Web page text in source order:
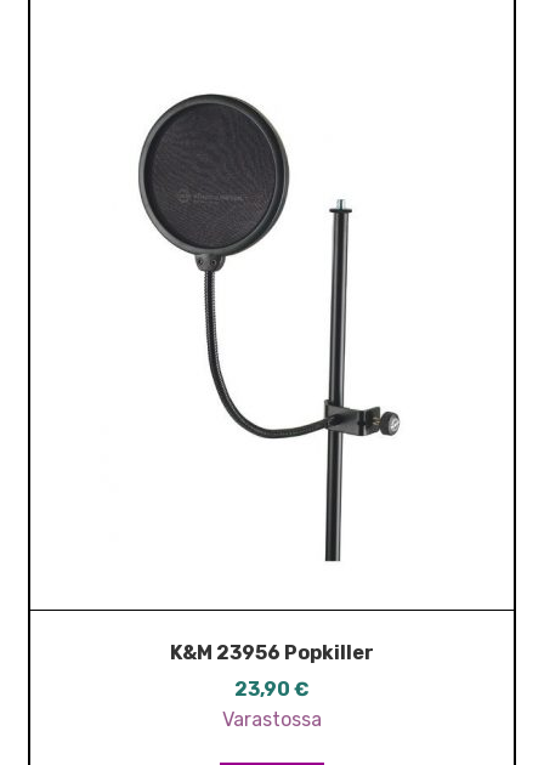
K&M 23956 Popkiller
23,90 €
Varastossa